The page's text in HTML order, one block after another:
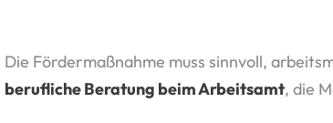
Die Fördermaßnahme muss sinnvoll,
berufliche Beratung beim Arbeitsamt, die